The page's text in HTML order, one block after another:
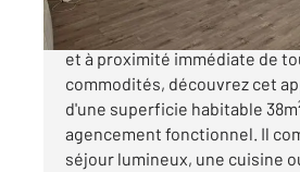
À Dax, dans un quartier
et à proximité immédiate de
commodités, découvrez cet
d'une superficie habitable
agencement fonctionnel. Il
séjour lumineux, une cuisine